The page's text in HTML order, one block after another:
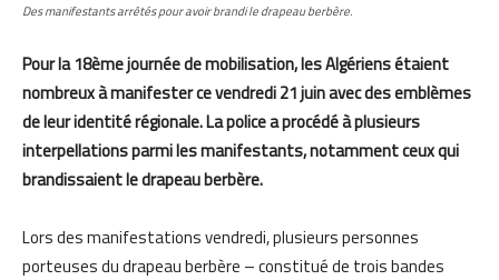
Des manifestants arrêtés pour avoir brandi le drapeau berbère.
Pour la 18ème journée de mobilisation, les Algériens étaient
nombreux à manifester ce vendredi 21 juin avec des emblèmes
de leur identité régionale. La police a procédé à plusieurs
interpellations parmi les manifestants, notamment ceux qui
brandissaient le drapeau berbère.
Lors des manifestations vendredi, plusieurs personnes
porteuses du drapeau berbère – constitué de trois bandes